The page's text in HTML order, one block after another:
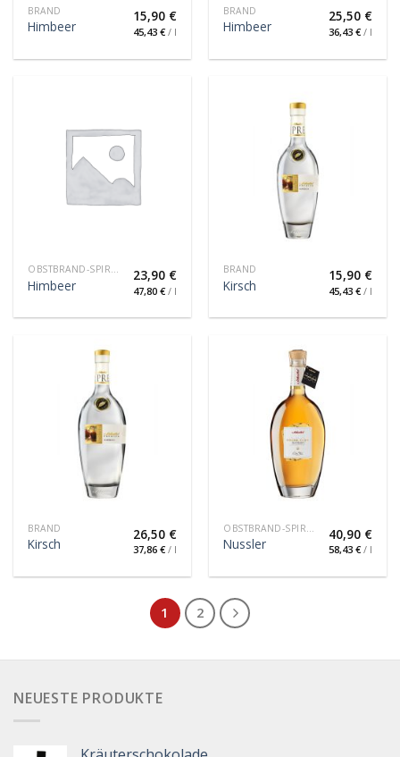
BRAND
Himbeer
15,90 €
45,43 €/ l
BRAND
Himbeer
25,50 €
36,43 €/ l
OBSTBRAND-SPIRITUOSE
Himbeer
23,90 €
47,80 €/ l
BRAND
Kirsch
15,90 €
45,43 €/ l
BRAND
Kirsch
26,50 €
37,86 €/ l Nussler
40,90 €
58,43 €/ l
1 2
NEUESTE PRODUKTE